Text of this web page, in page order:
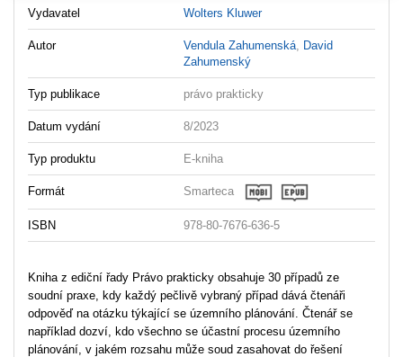
Vydavatel Wolters Kluwer
Autor Vendula Zahumenská David
Zahumenský
Typ publikace právo prakticky
Datum vydání 8/2023
Typ produktu E-kniha
Formát Smarteca
ISBN 978-80-7676-636-5
Kniha z ediční řady Právo prakticky obsahuje 30 případů ze
soudní praxe, kdy každý pečlivě vybraný případ dává čtenáři
odpověď na otázku týkající se územního plánování. Čtenář se
například dozví, kdo všechno se účastní procesu územního
plánování, v jakém rozsahu může soud zasahovat do řešení